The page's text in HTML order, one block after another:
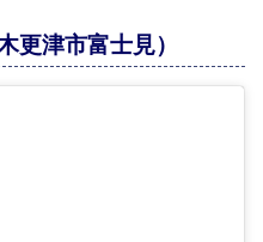
更津市富士見）